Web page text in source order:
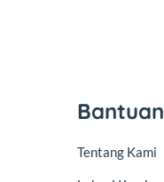
Bantuan
Tentang Kami